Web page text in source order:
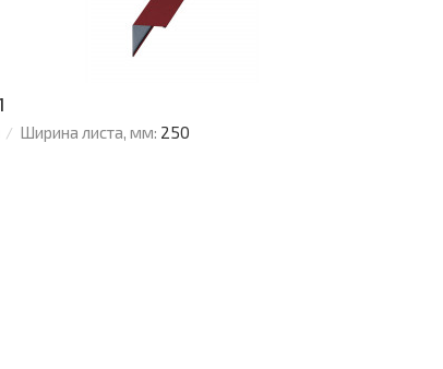
Ширина листа, мм: 250